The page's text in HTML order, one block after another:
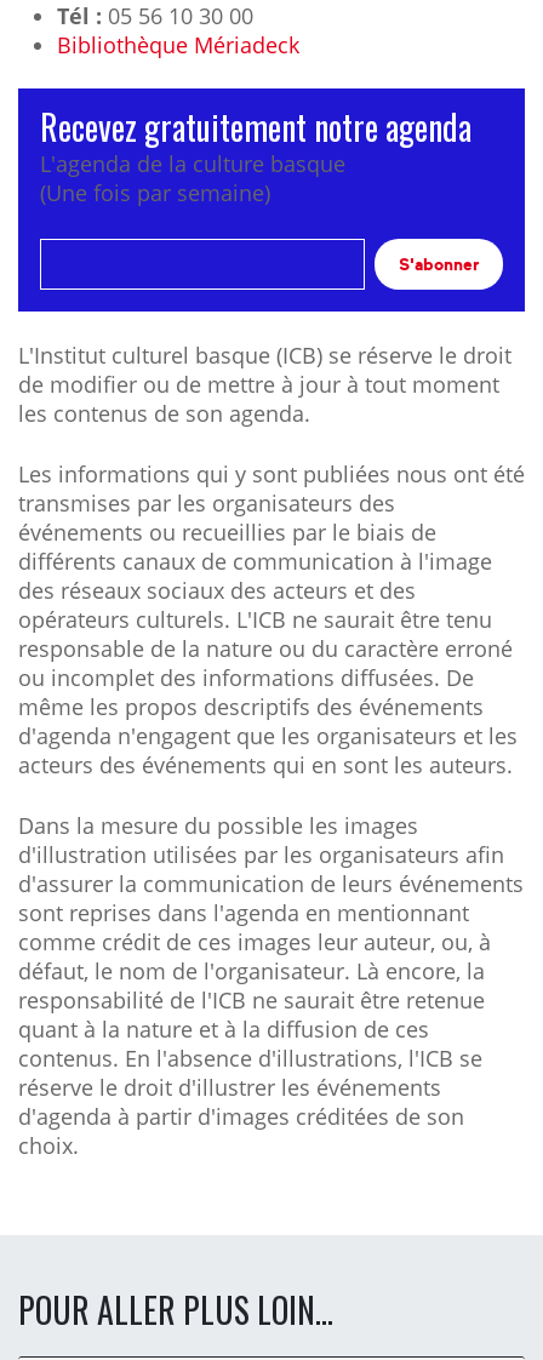
Tél : 05 56 10 30 00
Bibliothèque Mériadeck
Recevez gratuitement notre agenda
L'agenda de la culture basque
(Une fois par semaine)
S'abonner
L'Institut culturel basque (ICB) se réserve le droit
de modifier ou de mettre à jour à tout moment
les contenus de son agenda.
Les informations qui y sont publiées nous ont été
transmises par les organisateurs des
événements ou recueillies par le biais de
différents canaux de communication à l'image
des réseaux sociaux des acteurs et des
opérateurs culturels. L'ICB ne saurait être tenu
responsable de la nature ou du caractère erroné
ou incomplet des informations diffusées. De
même les propos descriptifs des événements
d'agenda n'engagent que les organisateurs et les
acteurs des événements qui en sont les auteurs.
Dans la mesure du possible les images
d'illustration utilisées par les organisateurs afin
d'assurer la communication de leurs événements
sont reprises dans l'agenda en mentionnant
comme crédit de ces images leur auteur, ou, à
défaut, le nom de l'organisateur. Là encore, la
responsabilité de l'ICB ne saurait être retenue
quant à la nature et à la diffusion de ces
contenus. En l'absence d'illustrations, l'ICB se
réserve le droit d'illustrer les événements
d'agenda à partir d'images créditées de son
choix.
POUR ALLER PLUS LOIN...